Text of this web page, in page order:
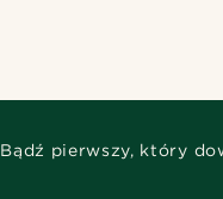
Bądź pierwszy, który